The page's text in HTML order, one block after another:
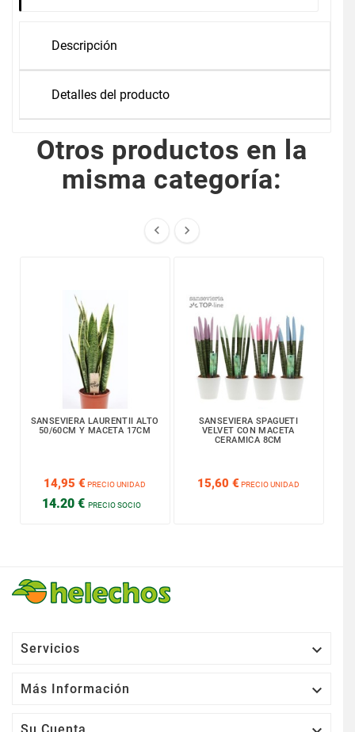
Descripción
Detalles del producto
Otros productos en la
misma categoría:
 
SANSEVIERA LAURENTII ALTO
50/60CM Y MACETA 17CM
14,95 € PRECIO UNIDAD
14.20 € PRECIO SOCIO
SANSEVIERA SPAGUETI
VELVET CON MACETA
CERAMICA 8CM
15,60 € PRECIO UNIDAD
Servicios 
Más Información 